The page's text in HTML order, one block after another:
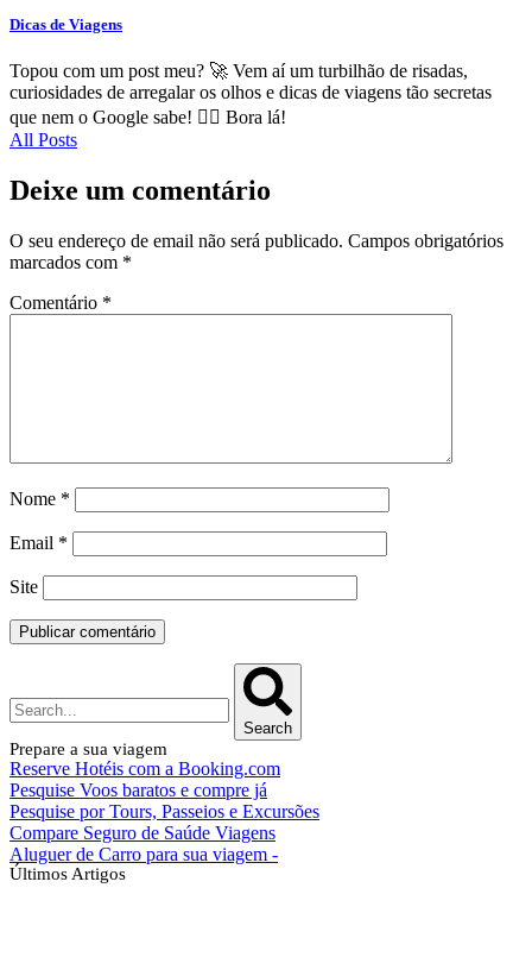
Dicas de Viagens
Topou com um post meu? 🚀 Vem aí um turbilhão de risadas,
curiosidades de arregalar os olhos e dicas de viagens tão secretas
que nem o Google sabe! 🕵️‍♂️ Bora lá!
All Posts
Deixe um comentário
O seu endereço de email não será publicado. Campos obrigatórios
marcados com *
Comentário *
Nome *
Email *
Site
Search
Prepare a sua viagem
Reserve Hotéis com a Booking.com
Pesquise Voos baratos e compre já
Pesquise por Tours, Passeios e Excursões
Compare Seguro de Saúde Viagens
Aluguer de Carro para sua viagem -
Últimos Artigos